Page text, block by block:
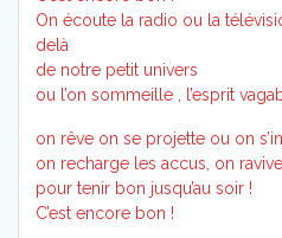
On écoute la radio ou la
delà
de notre petit univers
ou l’on sommeille , l’esprit
on rêve on se projette ou on
on recharge les accus, on
pour tenir bon jusqu’au soir !
C’est encore bon !